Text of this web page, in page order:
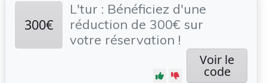
300€
L'tur : Bénéficiez d'une
réduction de 300€ sur
votre réservation !
Voir le
code